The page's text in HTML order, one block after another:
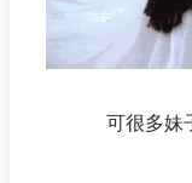
可很多妹